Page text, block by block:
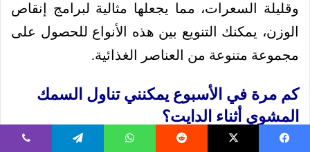
وقليلة السعرات، مما يجعلها مثالية لبرامج إنقاص
الوزن، يمكنك التنويع بين هذه الأنواع للحصول على
مجموعة متنوعة من العناصر الغذائية.
كم مرة في الأسبوع يمكنني تناول السمك
المشوي أثناء الدايت؟